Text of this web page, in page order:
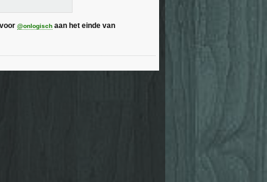
@onlogisch aan het einde van